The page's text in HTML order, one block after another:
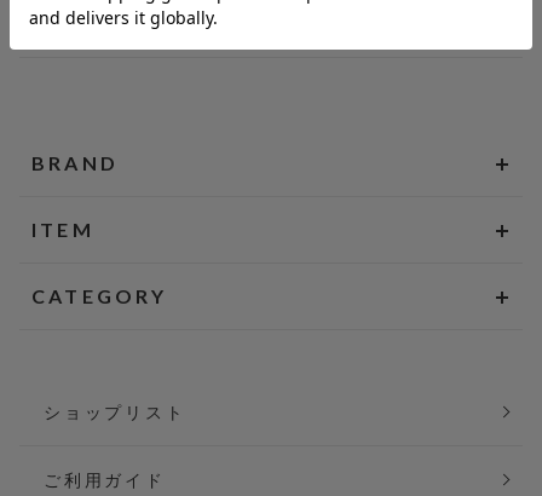
BRAND
ITEM
CATEGORY
ショップリスト
ご利用ガイド